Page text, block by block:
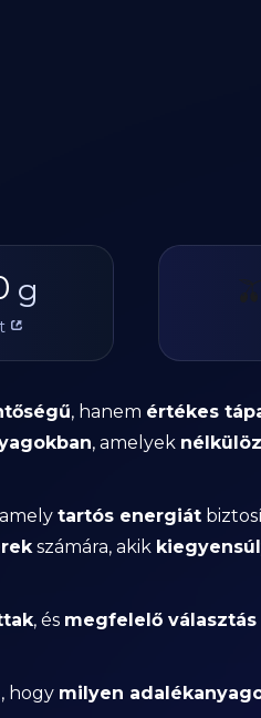
g 🫒
, hanem értékes
, amelyek
tartós energiát
számára, akik
, és megfelelő választás
hogy milyen